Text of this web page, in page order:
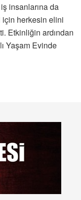
insanlarına da
için herkesin elini
Etkinliğin ardından
Yaşam Evinde